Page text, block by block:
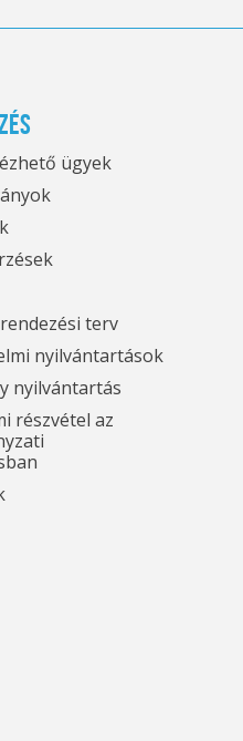
ügyek
terv
nyilvántartások
nyilvántartás
részvétel az